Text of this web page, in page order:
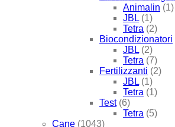
Animalin (1)
JBL (1)
Tetra (2)
Biocondizionatori
JBL (2)
Tetra (7)
Fertilizzanti (2)
JBL (1)
Tetra (1)
Test (6)
Tetra (5)
Cane (1043)